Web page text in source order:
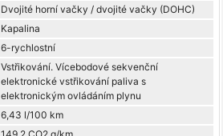
Dvojité horní vačky / dvojité vačky (DOHC)
Kapalina
6-rychlostní
Vstřikování. Vícebodové sekvenční
elektronické vstřikování paliva s
elektronickým ovládáním plynu
6,43 l/100 km